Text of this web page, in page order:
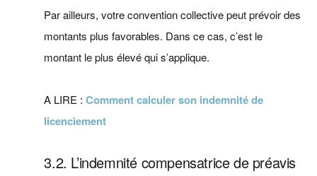
Par ailleurs, votre convention collective peut prévoir des
montants plus favorables. Dans ce cas, c’est le
montant le plus élevé qui s’applique.
A LIRE :Comment calculer son indemnité de
licenciement
3.2. L’indemnité compensatrice de préavis